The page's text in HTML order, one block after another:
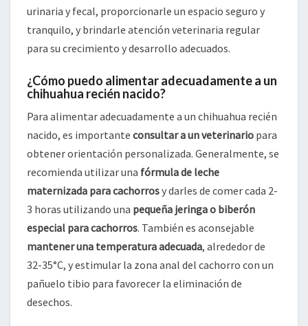
urinaria y fecal, proporcionarle un espacio seguro y
tranquilo, y brindarle atención veterinaria regular
para su crecimiento y desarrollo adecuados.
¿Cómo puedo alimentar adecuadamente a un
chihuahua recién nacido?
Para alimentar adecuadamente a un chihuahua recién
nacido, es importante consultar a un veterinario para
obtener orientación personalizada. Generalmente, se
recomienda utilizar una fórmula de leche
maternizada para cachorrosy darles de comer cada 2-
3 horas utilizando una pequeña jeringa o biberón
especial para cachorros. También es aconsejable
mantener una temperatura adecuada, alrededor de
32-35°C, y estimular la zona anal del cachorro con un
pañuelo tibio para favorecer la eliminación de
desechos.